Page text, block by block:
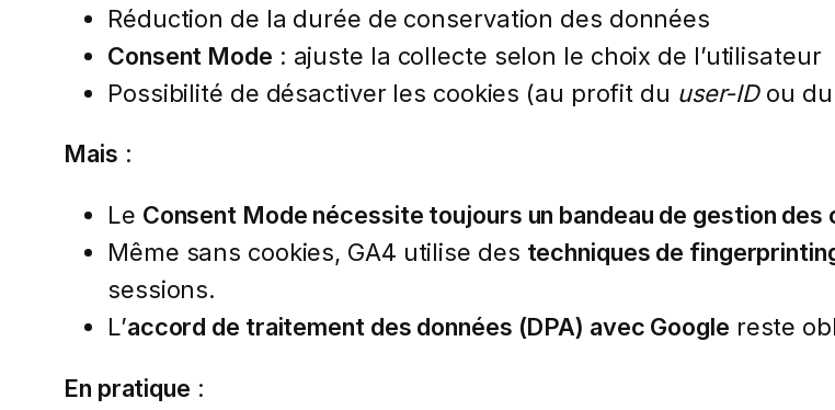
Réduction de la durée de conservation des données
Consent Mode : ajuste la collecte selon le choix de l’utilisateur
Possibilité de désactiver les cookies (au profit du user-IDou du
Mais :
Le Consent Mode nécessite toujours un bandeau de gestion des
Même sans cookies, GA4 utilise des techniques de
sessions.
L’accord de traitement des données (DPA) avec Google reste
En pratique :